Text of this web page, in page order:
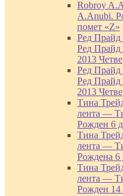
Robroy
A.Anubi.
помет «Z»
Ред
Ред Прайд
2013
Ред Прайд
Ред Прайд
2013
Тина
лента —
Рожден 6
Тина
лента —
Рождена 6
Тина
лента —
Рожден 14